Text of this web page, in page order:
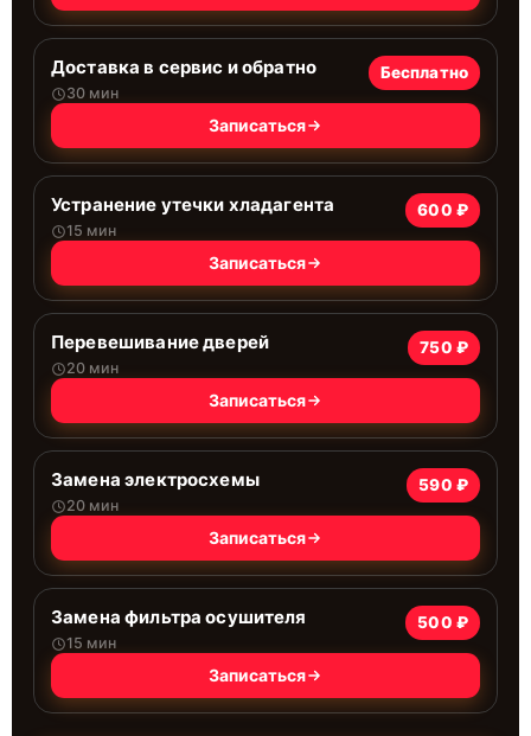
Доставка в сервис и обратно
30 мин
Бесплатно
Записаться
Устранение утечки хладагента
15 мин
600 ₽
Записаться
Перевешивание дверей
20 мин
750 ₽
Записаться
Замена электросхемы
20 мин
590 ₽
Записаться
Замена фильтра осушителя
15 мин
500 ₽
Записаться